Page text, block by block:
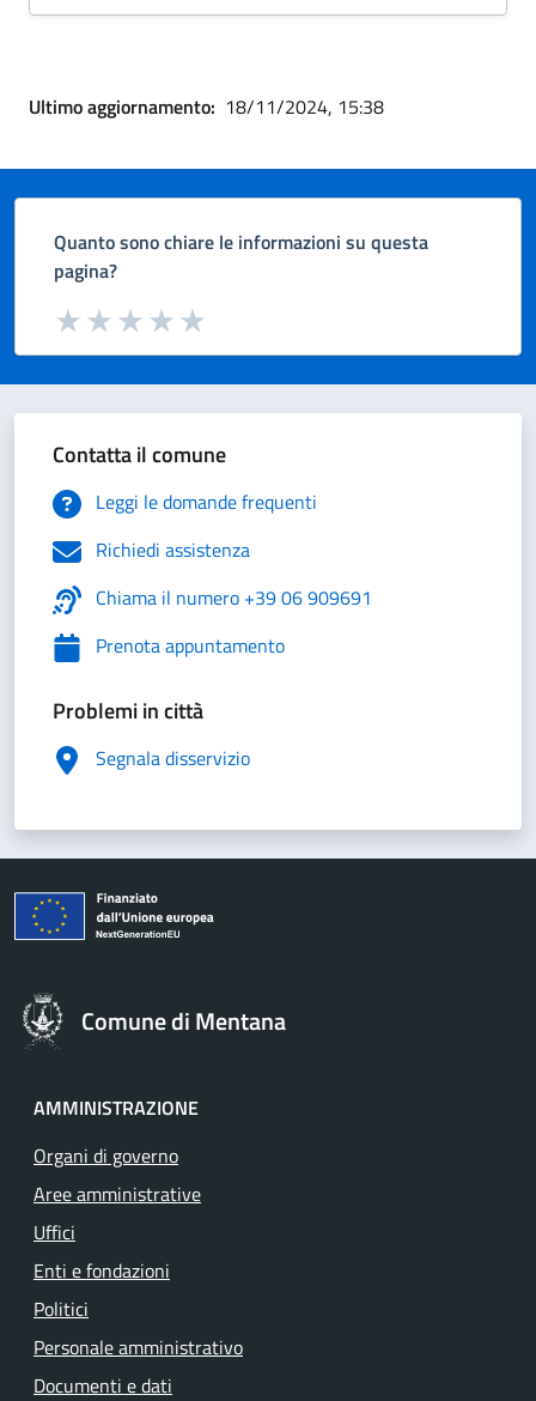
Ultimo aggiornamento: 18/11/2024, 15:38
Quanto sono chiare le informazioni su questa
pagina?
Valuta da 1 a 5 stelle la pagina
Valuta 5 stelle su 5
Valuta 4 stelle su 5
Valuta 3 stelle su 5
Valuta 2 stelle su 5
Valuta 1 stelle su 5
Contatta il comune
Leggi le domande frequenti
Richiedi assistenza
Chiama il numero +39 06 909691
Prenota appuntamento
Problemi in città
Segnala disservizio
Comune di Mentana
AMMINISTRAZIONE
Organi di governo
Aree amministrative
Uffici
Enti e fondazioni
Politici
Personale amministrativo
Documenti e dati